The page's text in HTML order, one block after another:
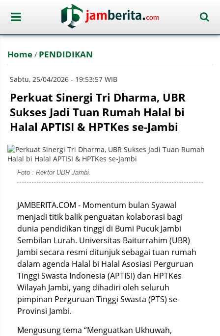
Home / PENDIDIKAN
Sabtu, 25/04/2026 - 19:53:57 WIB
Perkuat Sinergi Tri Dharma, UBR
Sukses Jadi Tuan Rumah Halal bi
Halal APTISI & HPTKes se-Jambi
Foto : Rektor UBR Jambi.
JAMBERITA.COM - Momentum bulan Syawal
menjadi titik balik penguatan kolaborasi bagi
dunia pendidikan tinggi di Bumi Pucuk Jambi
Sembilan Lurah. Universitas Baiturrahim (UBR)
Jambi secara resmi ditunjuk sebagai tuan rumah
dalam agenda Halal bi Halal Asosiasi Perguruan
Tinggi Swasta Indonesia (APTISI) dan HPTKes
Wilayah Jambi, yang dihadiri oleh seluruh
pimpinan Perguruan Tinggi Swasta (PTS) se-
Provinsi Jambi.
Mengusung tema “Menguatkan Ukhuwah,